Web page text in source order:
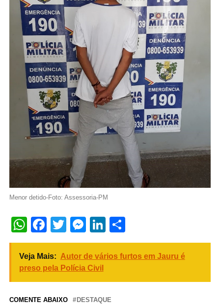
Menor detido-Foto: Assessoria-PM
WhatsApp
Facebook
TwitterMessenger
LinkedIn
Veja Mais: Autor de vários furtos em Jauru é
preso pela Polícia Civil
COMENTE ABAIXO DESTAQUE